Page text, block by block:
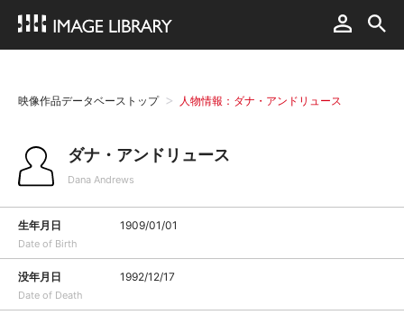
映像作品データベーストップ 人物情報：ダナ・アンドリュース
ダナ・アンドリュース
Dana Andrews
生年月日
Date of Birth
1909/01/01
没年月日
Date of Death
1992/12/17